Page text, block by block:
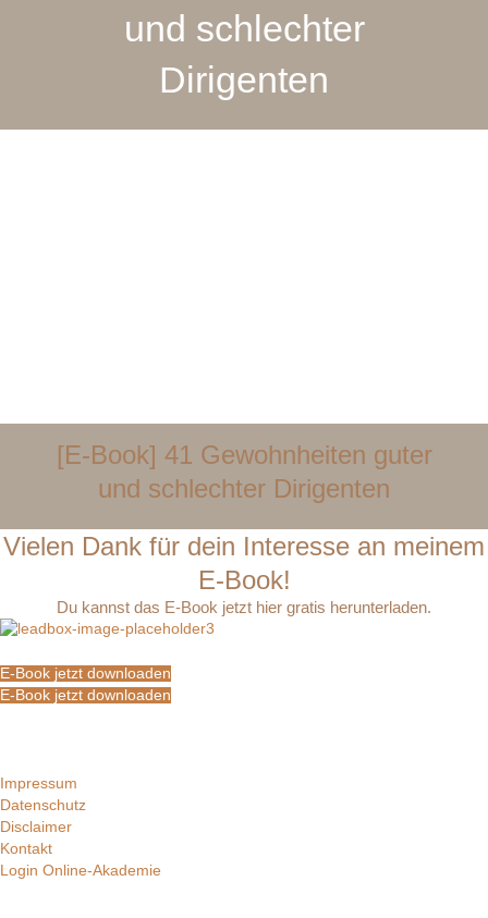
und schlechter
Dirigenten
[E-Book] 41 Gewohnheiten guter
und schlechter Dirigenten
Vielen Dank für dein Interesse an meinem
E-Book!
Du kannst das E-Book jetzt hier gratis herunterladen.
E-Book jetzt downloaden
E-Book jetzt downloaden
Impressum
Datenschutz
Disclaimer
Kontakt
Login Online-Akademie